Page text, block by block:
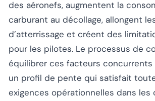
des aéronefs, augmentent la
carburant au décollage, allongent
d’atterrissage et créent des
pour les pilotes. Le processus de
équilibrer ces facteurs concurrents
un profil de pente qui satisfait
exigences opérationnelles dans les